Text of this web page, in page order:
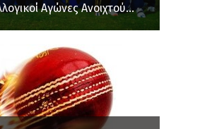
Αγώνες Ανοιχτού...